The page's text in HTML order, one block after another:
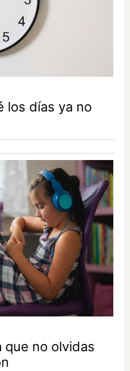
los días ya no
que no olvidas